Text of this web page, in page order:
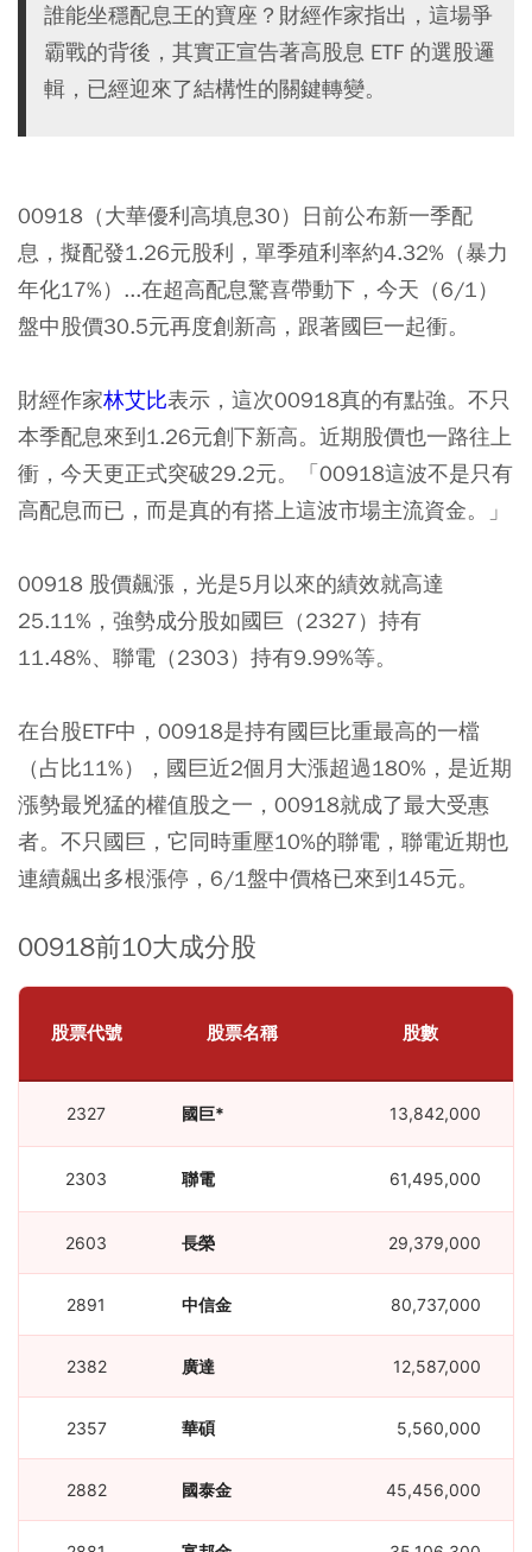
誰能坐穩配息王的寶座？財經作家指出，這場爭
霸戰的背後，其實正宣告著高股息 ETF 的選股邏
輯，已經迎來了結構性的關鍵轉變。
00918（大華優利高填息30）日前公布新一季配
息，擬配發1.26元股利，單季殖利率約4.32%（暴力
年化17%）...在超高配息驚喜帶動下，今天（6/1）
盤中股價30.5元再度創新高，跟著國巨一起衝。
財經作家林艾比表示，這次00918真的有點強。不只
本季配息來到1.26元創下新高。近期股價也一路往上
衝，今天更正式突破29.2元。「00918這波不是只有
高配息而已，而是真的有搭上這波市場主流資金。」
00918 股價飆漲，光是5月以來的績效就高達
25.11%，強勢成分股如國巨（2327）持有
11.48%、聯電（2303）持有9.99%等。
在台股ETF中，00918是持有國巨比重最高的一檔
（占比11%），國巨近2個月大漲超過180%，是近期
漲勢最兇猛的權值股之一，00918就成了最大受惠
者。不只國巨，它同時重壓10%的聯電，聯電近期也
連續飆出多根漲停，6/1盤中價格已來到145元。
00918前10大成分股
股票代號 股票名稱 股數
2327 國巨* 13,842,000
2303 聯電 61,495,000
2603 長榮 29,379,000
2891 中信金 80,737,000
2382 廣達 12,587,000
2357 華碩 5,560,000
2882 國泰金 45,456,000